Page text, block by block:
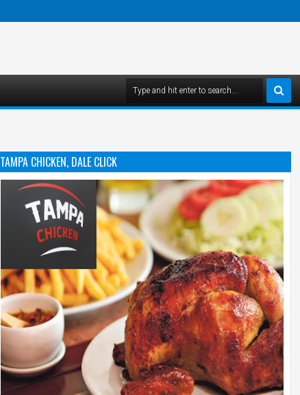
TAMPA CHICKEN, DALE CLICK